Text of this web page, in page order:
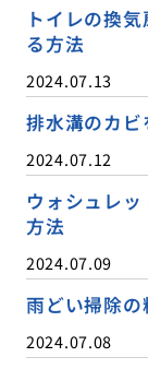
トイレの換
る方法
2024.07.13
排水溝のカ
2024.07.12
ウォシュレ
方法
2024.07.09
雨どい掃除
2024.07.08